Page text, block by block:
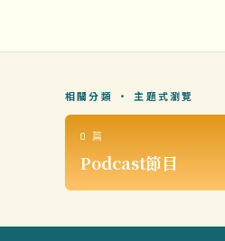
相關分類 · 主題式瀏覽
0 篇
Podcast節目